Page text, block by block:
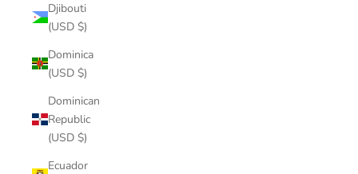
Djibouti
(USD $)
Dominica
(USD $)
Dominican
Republic
(USD $)
Ecuador